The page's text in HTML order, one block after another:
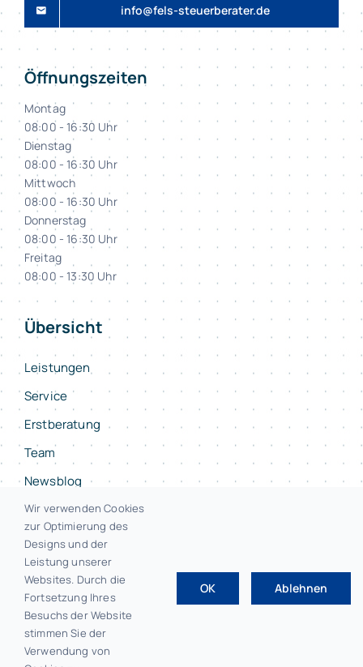
info@fels-steuerberater.de
Öffnungszeiten
Montag
08:00 - 16:30 Uhr
Dienstag
08:00 - 16:30 Uhr
Mittwoch
08:00 - 16:30 Uhr
Donnerstag
08:00 - 16:30 Uhr
Freitag
08:00 - 13:30 Uhr
Übersicht
Leistungen
Service
Erstberatung
Team
Newsblog
Kontakt
© 2026 • F.E.L.S Steuerberater Bayreuth
Wir verwenden Cookies
zur Optimierung des
Designs und der
Leistung unserer
Websites. Durch die
Fortsetzung Ihres
Besuchs der Website
stimmen Sie der
Verwendung von
OK Ablehnen